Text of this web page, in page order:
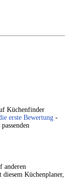
Küchenfinder
erste Bewertung -
anderen
Küchenplaner,